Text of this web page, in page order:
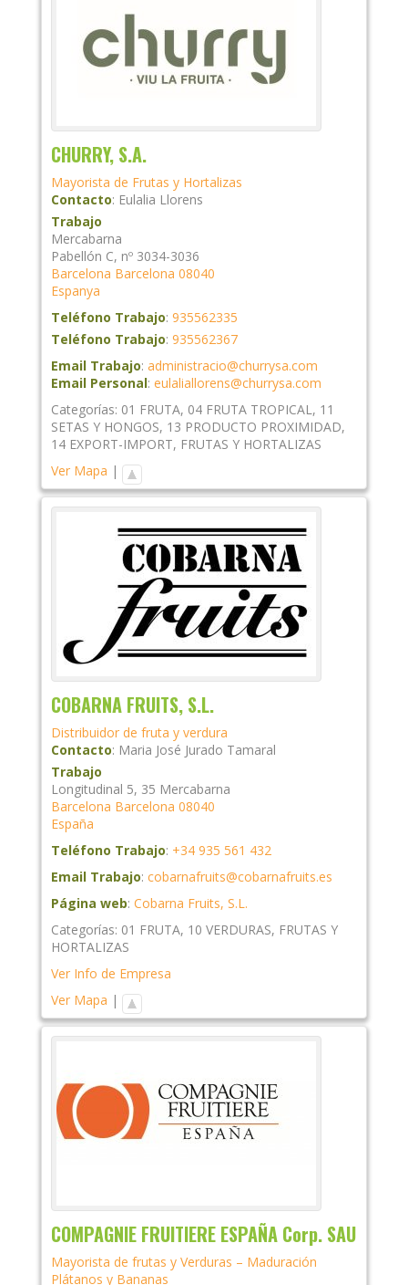
CHURRY, S.A.
Mayorista de Frutas y Hortalizas
Contacto: Eulalia Llorens
Trabajo
Mercabarna
Pabellón C, nº 3034-3036
Barcelona Barcelona 08040
Espanya
Teléfono Trabajo: 935562335
Teléfono Trabajo: 935562367
Email Trabajo: administracio@churrysa.com
Email Personal: eulaliallorens@churrysa.com
Categorías: 01 FRUTA, 04 FRUTA TROPICAL , 11
SETAS Y HONGOS, 13 PRODUCTO PROXIMIDAD,
14 EXPORT-IMPORT, FRUTAS Y HORTALIZAS
Ver Mapa |
COBARNA FRUITS, S.L.
Distribuidor de fruta y verdura
Contacto: Maria José Jurado Tamaral
Trabajo
Longitudinal 5, 35 Mercabarna
Barcelona Barcelona 08040
España
Teléfono Trabajo: +34 935 561 432
Email Trabajo: cobarnafruits@cobarnafruits.es
Página web: Cobarna Fruits, S.L.
Categorías: 01 FRUTA, 10 VERDURAS, FRUTAS Y
HORTALIZAS
Ver Info de Empresa
Ver Mapa |
COMPAGNIE FRUITIERE ESPAÑA Corp. SAU
Mayorista de frutas y Verduras – Maduración
Plátanos y Bananas